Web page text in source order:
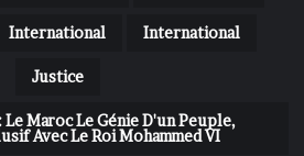
International International
Justice
Le Maroc Le Génie D'un Peuple,
Avec Le Roi Mohammed VI